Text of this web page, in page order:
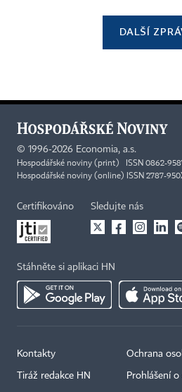
DALŠÍ
© 1996-2026 Economia, a.s.
Hospodářské noviny (print) ISSN 0862-
Hospodářské noviny (online) ISSN 2787-
Certifikováno Sledujte nás
Stáhněte si aplikaci HN
Kontakty
Tiráž redakce HN
Ochrana
Prohlášení o